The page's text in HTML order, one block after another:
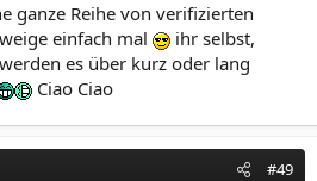
ganze Reihe von verifizierten
einfach mal
ihr selbst,
es über kurz oder lang
Ciao Ciao
#49